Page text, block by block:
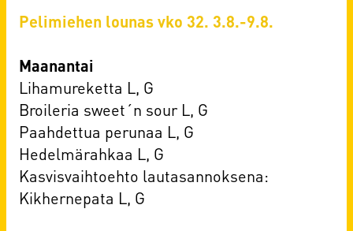
Pelimiehen lounas vko 32. 3.8.-9.8.
Maanantai
Lihamureketta L, G
Broileria sweet´n sour L, G
Paahdettua perunaa L, G
Hedelmärahkaa L, G
Kasvisvaihtoehto lautasannoksena:
Kikhernepata L, G